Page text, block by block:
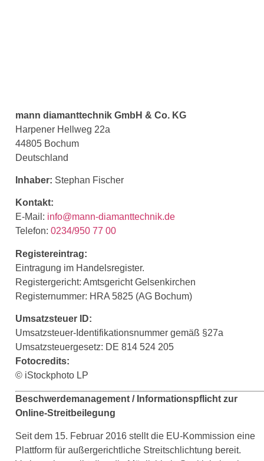
mann diamanttechnik GmbH & Co. KG
Harpener Hellweg 22a
44805 Bochum
Deutschland
Inhaber: Stephan Fischer
Kontakt:
E-Mail: info@mann-diamanttechnik.de
Telefon: 0234/950 77 00
Registereintrag:
Eintragung im Handelsregister.
Registergericht: Amtsgericht Gelsenkirchen
Registernummer: HRA 5825 (AG Bochum)
Umsatzsteuer ID:
Umsatzsteuer-Identifikationsnummer gemäß §27a
Umsatzsteuergesetz: DE 814 524 205
Fotocredits:
© iStockphoto LP
Beschwerdemanagement / Informationspflicht zur
Online-Streitbeilegung
Seit dem 15. Februar 2016 stellt die EU-Kommission eine
Plattform für außergerichtliche Streitschlichtung bereit.